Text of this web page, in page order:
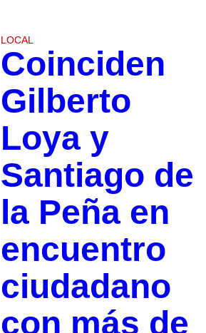
LOCAL
Coinciden
Gilberto
Loya y
Santiago de
la Peña en
encuentro
ciudadano
con más de